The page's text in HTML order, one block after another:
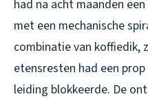
had na acht maanden
met een mechanische
combinatie van koffiedik,
etensresten had een
leiding blokkeerde. De